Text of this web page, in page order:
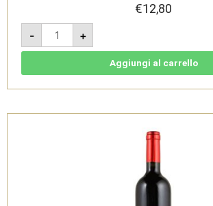
€12,80
-
Insula
2019
-
Monica
-
quantità
+
Aggiungi al carrello